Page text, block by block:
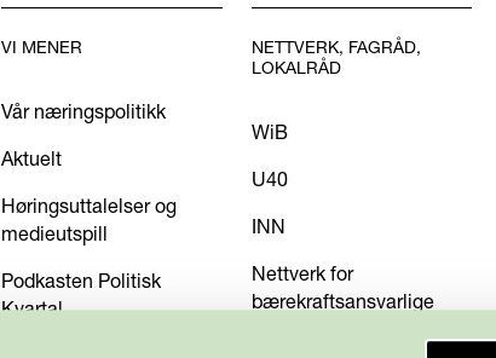
VI MENER
Vår næringspolitikk
Aktuelt
Høringsuttalelser og
medieutspill
Podkasten Politisk
Kvartal
NETTVERK, FAGRÅD,
LOKALRÅD
WiB
U40
INN
Nettverk for
bærekraftsansvarlige